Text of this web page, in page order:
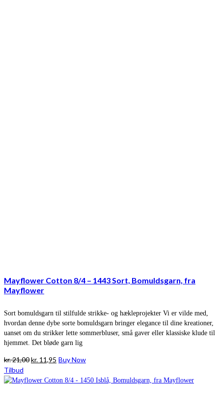
Mayflower Cotton 8/4 – 1443 Sort, Bomuldsgarn, fra
Mayflower
Sort bomuldsgarn til stilfulde strikke- og hækleprojekter Vi er vilde med,
hvordan denne dybe sorte bomuldsgarn bringer elegance til dine kreationer,
uanset om du strikker lette sommerbluser, små gaver eller klassiske klude til
hjemmet. Det bløde garn lig
kr.21,00Den
pris
kr. 11,95 Den
pris
Buy Now
Tilbud